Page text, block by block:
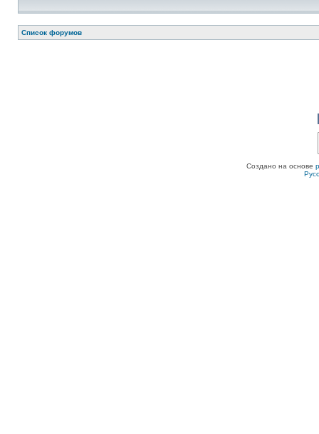
Список форумов
Создано на основе